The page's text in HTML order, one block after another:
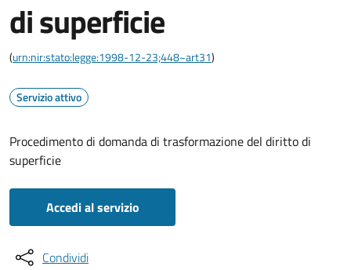
di superficie
(urn:nir:stato:legge:1998-12-23;448~art31)
Servizio attivo
Procedimento di domanda di trasformazione del diritto di
superficie
Accedi al servizio
Condividi